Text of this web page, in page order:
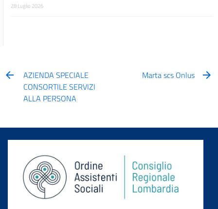
28 Luglio 2026
AZIENDA SPECIALE
CONSORTILE SERVIZI
ALLA PERSONA
Marta scs Onlus